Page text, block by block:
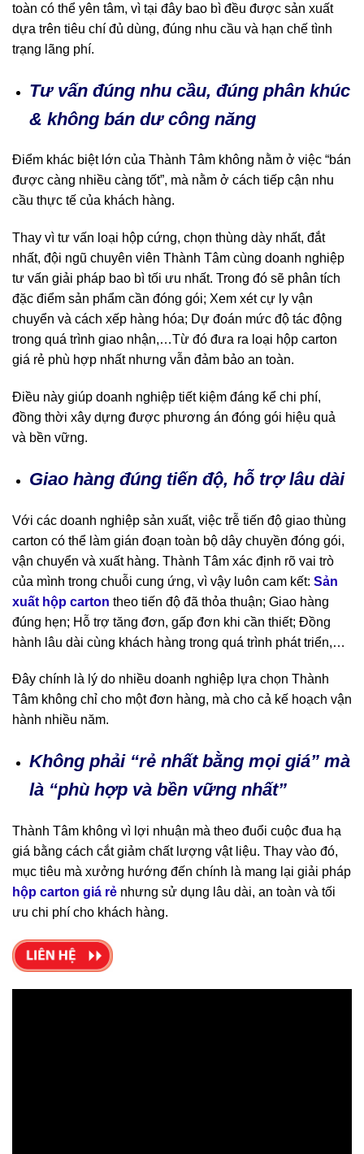
toàn có thể yên tâm, vì tại đây bao bì đều được sản xuất
dựa trên tiêu chí đủ dùng, đúng nhu cầu và hạn chế tình
trạng lãng phí.
Tư vấn đúng nhu cầu, đúng phân khúc
& không bán dư công năng
Điểm khác biệt lớn của Thành Tâm không nằm ở việc “bán
được càng nhiều càng tốt”, mà nằm ở cách tiếp cận nhu
cầu thực tế của khách hàng.
Thay vì tư vấn loại hộp cứng, chọn thùng dày nhất, đắt
nhất, đội ngũ chuyên viên Thành Tâm cùng doanh nghiệp
tư vấn giải pháp bao bì tối ưu nhất. Trong đó sẽ phân tích
đặc điểm sản phẩm cần đóng gói; Xem xét cự ly vận
chuyển và cách xếp hàng hóa; Dự đoán mức độ tác động
trong quá trình giao nhận,…Từ đó đưa ra loại hộp carton
giá rẻ phù hợp nhất nhưng vẫn đảm bảo an toàn.
Điều này giúp doanh nghiệp tiết kiệm đáng kể chi phí,
đồng thời xây dựng được phương án đóng gói hiệu quả
và bền vững.
Giao hàng đúng tiến độ, hỗ trợ lâu dài
Với các doanh nghiệp sản xuất, việc trễ tiến độ giao thùng
carton có thể làm gián đoạn toàn bộ dây chuyền đóng gói,
vận chuyển và xuất hàng. Thành Tâm xác định rõ vai trò
của mình trong chuỗi cung ứng, vì vậy luôn cam kết: Sản
xuất hộp carton theo tiến độ đã thỏa thuận; Giao hàng
đúng hẹn; Hỗ trợ tăng đơn, gấp đơn khi cần thiết; Đồng
hành lâu dài cùng khách hàng trong quá trình phát triển,…
Đây chính là lý do nhiều doanh nghiệp lựa chọn Thành
Tâm không chỉ cho một đơn hàng, mà cho cả kế hoạch vận
hành nhiều năm.
Không phải “rẻ nhất bằng mọi giá” mà
là “phù hợp và bền vững nhất”
Thành Tâm không vì lợi nhuận mà theo đuổi cuộc đua hạ
giá bằng cách cắt giảm chất lượng vật liệu. Thay vào đó,
mục tiêu mà xưởng hướng đến chính là mang lại giải pháp
hộp carton giá rẻ nhưng sử dụng lâu dài, an toàn và tối
ưu chi phí cho khách hàng.